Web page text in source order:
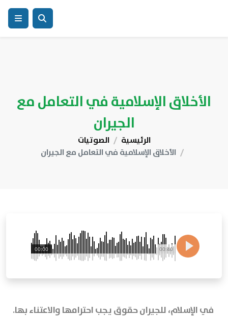
الأخلاق الإسلامية في التعامل مع
الجيران
الرئيسية
الصوتيات
الأخلاق الإسلامية في التعامل مع الجيران
00:40
00:00
في الإسلام، للجيران حقوق يجب احترامها والاعتناء بها.